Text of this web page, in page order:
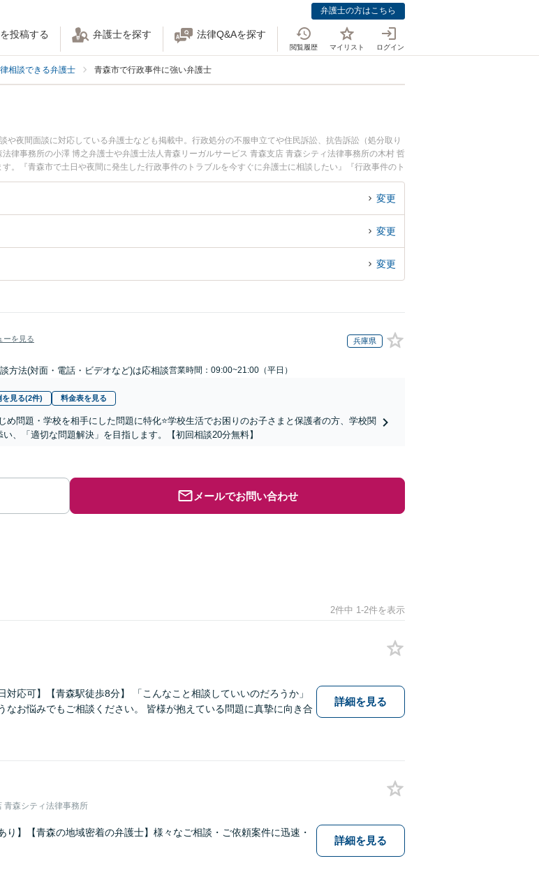
弁護士の方はこちら
投稿する 弁護士を探す 法律Q&Aを探す
閲覧履歴 マイリスト ログイン
相談できる弁護士 青森市で行政事件に強い弁護士
夜間面談に対応している弁護士なども掲載中。行政処分の不服申立てや住民訴訟、抗告訴訟（処分取り
律事務所の小澤 博之弁護士や弁護士法人青森リーガルサービス 青森支店 青森シティ法律事務所の木村 哲
。『青森市で土日や夜間に発生した行政事件のトラブルを今すぐに弁護士に相談したい』『行政事件のト
政事件を法律相談できる青森市内の弁護士に相談予約したい』などでお困りの相談者さんにおすすめで
変更
変更
変更
ーを見る 兵庫県
方法(対面・電話・ビデオなど)は応相談営業時間：09:00~21:00（平日）
を見る(2件) 料金表を見る
め問題・学校を相手にした問題に特化⭐️学校生活でお困りのお子さまと保護者の方、学校関
、「適切な問題解決」を目指します。【初回相談20分無料】
メールでお問い合わせ
2件中 1-2件を表示
対応可】【青森駅徒歩8分】 「こんなこと相談していいのだろうか」
なお悩みでもご相談ください。 皆様が抱えている問題に真摯に向き合
詳細を見る
青森シティ法律事務所
り】【青森の地域密着の弁護士】様々なご相談・ご依頼案件に迅速・
詳細を見る